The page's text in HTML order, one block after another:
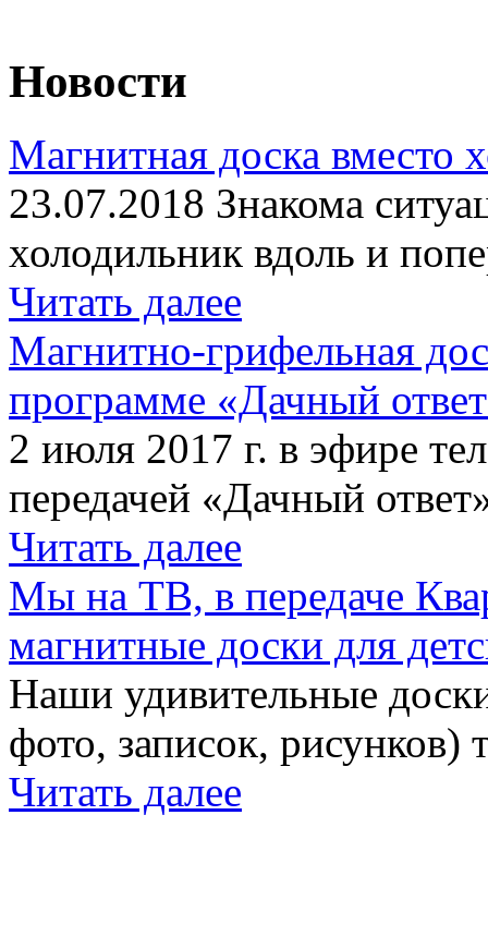
Новости
Магнитная доска вместо
23.07.2018 Знакома
холодильник вдоль и
Читать далее
Магнитно-грифельная
программе «Дачный
2 июля 2017 г. в эфире
передачей «Дачный
Читать далее
Мы на ТВ, в передаче
магнитные доски для
Наши удивительные
фото, записок,
Читать далее